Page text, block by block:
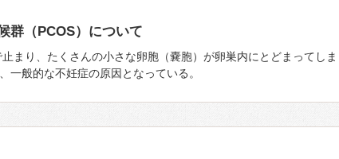
群（PCOS）について
まり、たくさんの⼩さな卵胞（嚢胞）が卵巣内にとどまってし
一般的な不妊症の原因となっている。